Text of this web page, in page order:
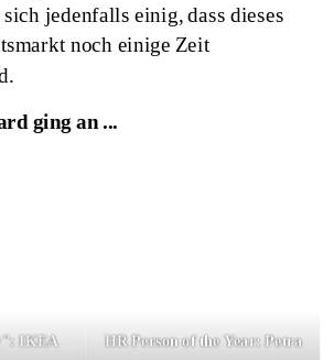
jedenfalls einig, dass dieses
noch einige Zeit
ging an ...
IKEA
HR Person of the Year: Petra